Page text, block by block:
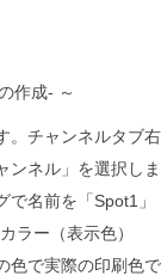
作成- ～
。チャンネルタブ右
ンネル」を選択しま
名前を「Spot1」
ラー（表示色）
色で実際の印刷色で